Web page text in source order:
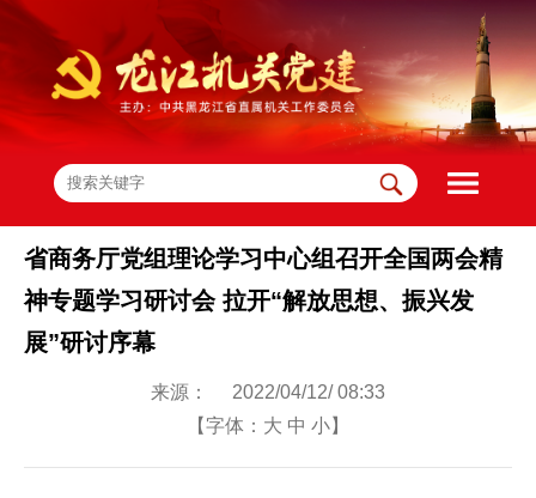
省商务厅党组理论学习中心组召开全国两会精
神专题学习研讨会 拉开“解放思想、振兴发
展”研讨序幕
来源： 2022/04/12/ 08:33
【字体： 大 中 小】